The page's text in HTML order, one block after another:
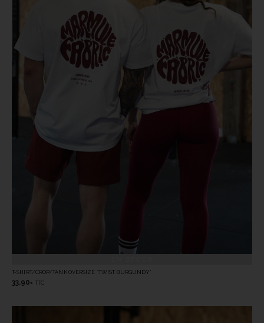
T-SHIRT/CROP/TANK OVERSIZE “TWIST BURGUNDY”
33.90 € TTC